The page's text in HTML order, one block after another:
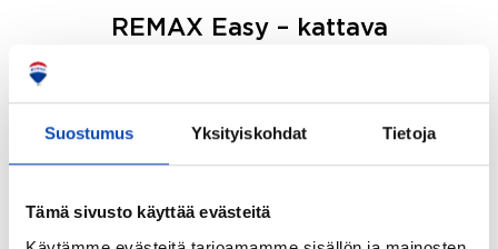
Suostumus Yksityiskohdat Tietoja
Tämä sivusto käyttää evästeitä
REMAX Easy – kattava
ostajille.
Tee ostotoimeksianto ja etsimme juuri